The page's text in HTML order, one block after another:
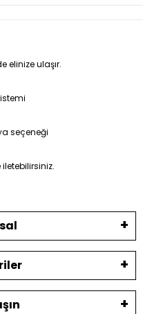
elinize ulaşır.
seçeneği
iletebilirsiniz.